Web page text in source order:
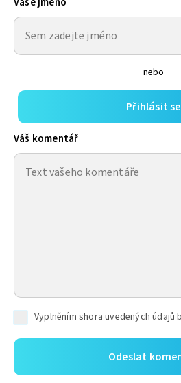
nebo
Přihlásit se
Váš komentář